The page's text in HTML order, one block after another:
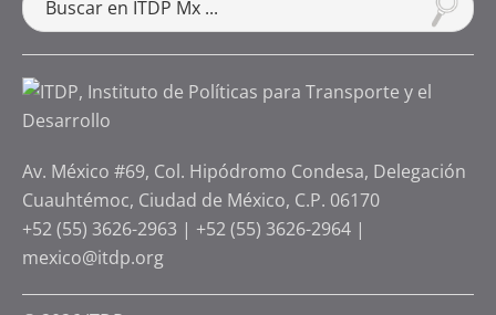
Av. México #69, Col. Hipódromo Condesa, Delegación
Cuauhtémoc, Ciudad de México, C.P. 06170
+52 (55) 3626-2963 | +52 (55) 3626-2964 |
mexico@itdp.org